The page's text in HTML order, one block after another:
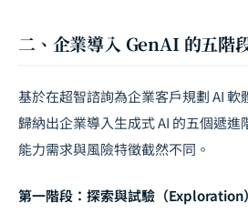
二、企業導入 GenAI 的五階
基於在超智諮詢為企業客戶規劃 AI
歸納出企業導入生成式 AI 的五個遞
能力需求與風險特徵截然不同。
第一階段：探索與試驗（Exploration